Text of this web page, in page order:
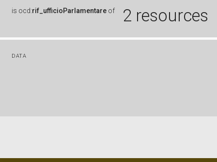
is ocd:rif_ufficioParlamentare of 2 resources
DATA